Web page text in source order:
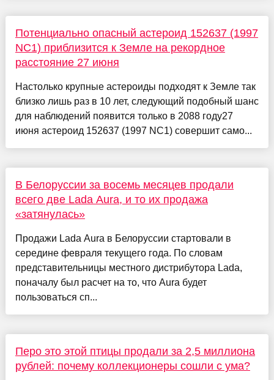
Потенциально опасный астероид 152637 (1997
NC1) приблизится к Земле на рекордное
расстояние 27 июня
Настолько крупные астероиды подходят к Земле так
близко лишь раз в 10 лет, следующий подобный шанс
для наблюдений появится только в 2088 году27
июня астероид 152637 (1997 NC1) совершит само...
В Белоруссии за восемь месяцев продали
всего две Lada Aura, и то их продажа
«затянулась»
Продажи Lada Aura в Белоруссии стартовали в
середине февраля текущего года. По словам
представительницы местного дистрибутора Lada,
поначалу был расчет на то, что Aura будет
пользоваться сп...
Перо это этой птицы продали за 2,5 миллиона
рублей: почему коллекционеры сошли с ума?